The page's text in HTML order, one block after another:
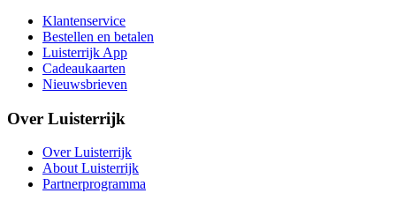
Klantenservice
Bestellen en betalen
Luisterrijk App
Cadeaukaarten
Nieuwsbrieven
Over Luisterrijk
Over Luisterrijk
About Luisterrijk
Partnerprogramma